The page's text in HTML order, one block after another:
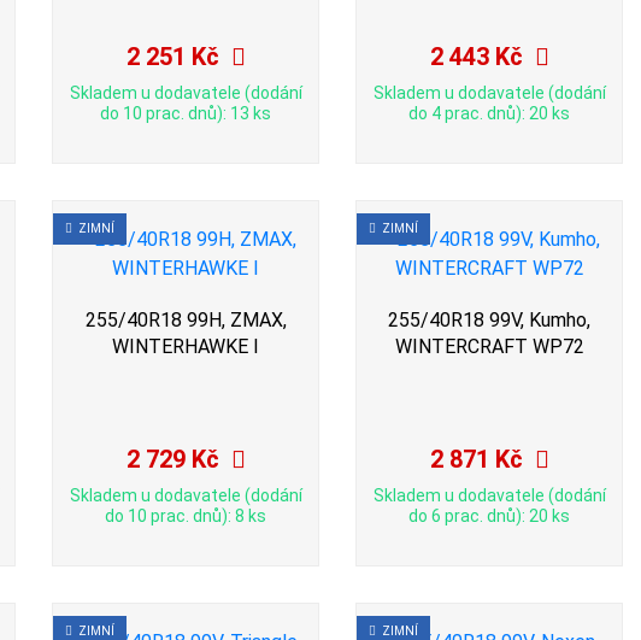
2 251 Kč
Skladem u dodavatele (dodání
do 10 prac. dnů): 13 ks
2 443 Kč
Skladem u dodavatele (dodání
do 4 prac. dnů): 20 ks
ZIMNÍ
255/40R18 99H, ZMAX,
WINTERHAWKE I
2 729 Kč
Skladem u dodavatele (dodání
do 10 prac. dnů): 8 ks
ZIMNÍ
255/40R18 99V, Kumho,
WINTERCRAFT WP72
2 871 Kč
Skladem u dodavatele (dodání
do 6 prac. dnů): 20 ks
ZIMNÍ ZIMNÍ